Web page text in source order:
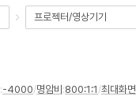
프로젝터/영상기기
:-4000/명암비 :800:1:1 /최대화면